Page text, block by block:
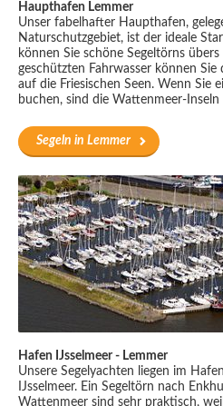
Haupthafen Lemmer
Unser fabelhafter Haupthafen,
Naturschutzgebiet, ist der ideale
können Sie schöne Segeltörns
geschützten Fahrwasser können Sie
auf die Friesischen Seen. Wenn Sie
buchen, sind die Wattenmeer-
Segeln in Lemmer
Hafen IJsselmeer - Lemmer
Unsere Segelyachten liegen im
IJsselmeer. Ein Segeltörn nach
Wattenmeer sind sehr praktisch,